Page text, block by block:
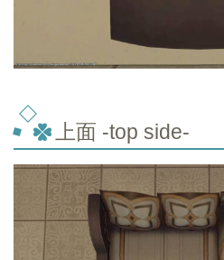
上面 -top side-